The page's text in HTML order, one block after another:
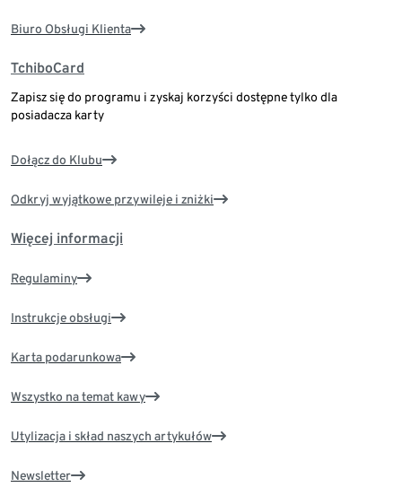
Biuro Obsługi Klienta
TchiboCard
Zapisz się do programu i zyskaj korzyści dostępne tylko dla
posiadacza karty
Dołącz do Klubu
Odkryj wyjątkowe przywileje i zniżki
Więcej informacji
Regulaminy
Instrukcje obsługi
Karta podarunkowa
Wszystko na temat kawy
Utylizacja i skład naszych artykułów
Newsletter